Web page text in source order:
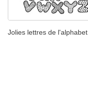
Jolies lettres de l'alphabet